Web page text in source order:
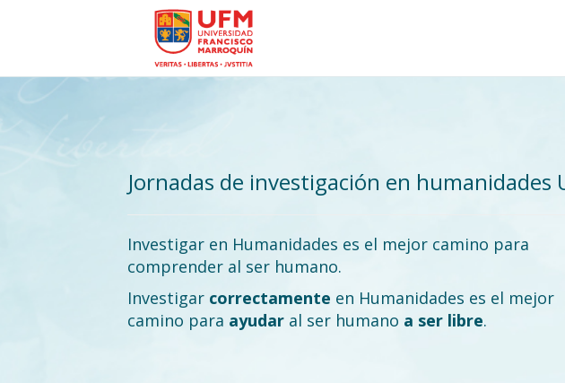
Jornadas de investigación en humanidades
Investigar en Humanidades es el mejor camino para
comprender al ser humano.
Investigar correctamente en Humanidades es el mejor
camino para ayudar al ser humano a ser libre.